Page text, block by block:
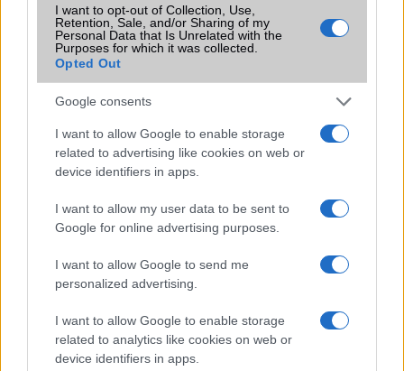
I want to opt-out of Collection, Use,
Retention, Sale, and/or Sharing of my
Personal Data that Is Unrelated with the
Purposes for which it was collected.
Opted Out
Google consents
I want to allow Google to enable storage
related to advertising like cookies on web or
device identifiers in apps.
I want to allow my user data to be sent to
Google for online advertising purposes.
I want to allow Google to send me
personalized advertising.
I want to allow Google to enable storage
related to analytics like cookies on web or
device identifiers in apps.
OneDrive storage
Brand Nincs
Védelem
Limited Edition
SAR
1,44
N/A = Nincs adat. Legutóbbi frissítés: 2026-07-13 19:00:00
Apple iPhone 16 Pro Max